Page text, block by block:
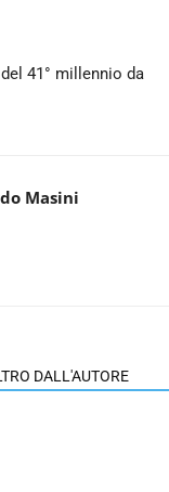
41° millennio da
Masini
DALL'AUTORE